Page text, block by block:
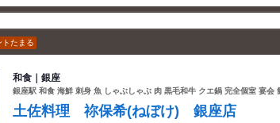
トたまる
和食｜銀座
銀座駅 和食 海鮮 刺身 魚 しゃぶしゃぶ 肉 黒毛和牛 クエ鍋 完全個室 宴会
土佐料理 祢保希(ねぼけ) 銀座店